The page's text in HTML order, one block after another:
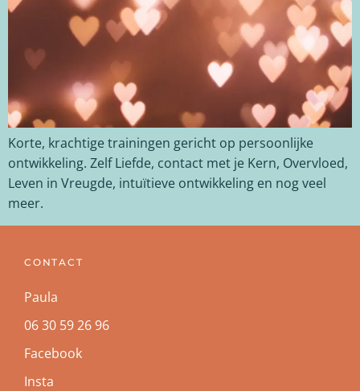
Korte, krachtige trainingen gericht op persoonlijke
ontwikkeling. Zelf Liefde, contact met je Kern, Overvloed,
Leven in Vreugde, intuïtieve ontwikkeling en nog veel
meer.
CONTACT
Paula
06 30 59 26 96
Facebook
Insta